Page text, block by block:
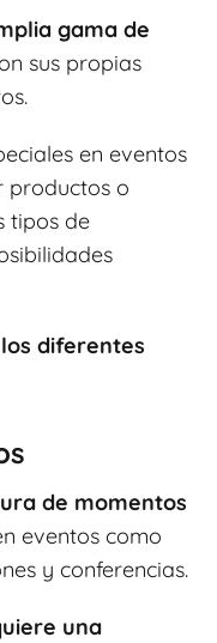
gama de
sus propias
en eventos
productos o
tipos de
diferentes
de momentos
eventos como
y conferencias.
una